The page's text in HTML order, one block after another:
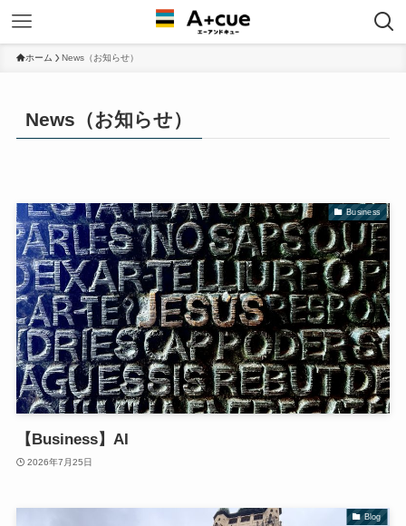
ホーム News（お知らせ）
News（お知らせ）
Business
【Business】AI
2026年7月25日
Blog